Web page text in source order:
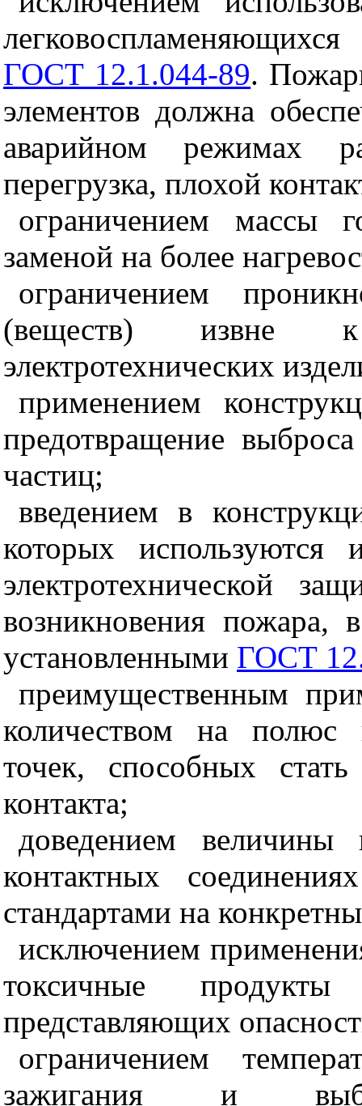
ГОСТ 12.1.044-89.
элементов должна
аварийном режимах
перегрузка, плохой
ограничением массы
заменой на более
ограничением
(веществ) извне
электротехнических
применением
предотвращение
частиц;
введением в
которых используются
электротехнической
возникновения пожара,
установленными ГОСТ
преимущественным
количеством на полюс
точек, способных
контакта;
доведением величины
контактных
стандартами на
исключением
токсичные
представляющих
ограничением
зажигания и